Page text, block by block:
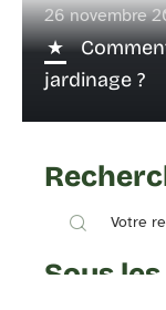
26 novembre
jardinage ?
Sous